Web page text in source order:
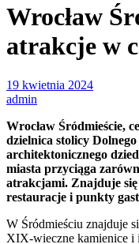
Wrocław
atrakcje w
19 kwietnia 2024
admin
Wrocław Śródmieście,
dzielnica stolicy
architektonicznego
miasta przyciąga
atrakcjami. Znajduje
restauracje i punkty
W Śródmieściu znajduje
XIX-wieczne kamienice i